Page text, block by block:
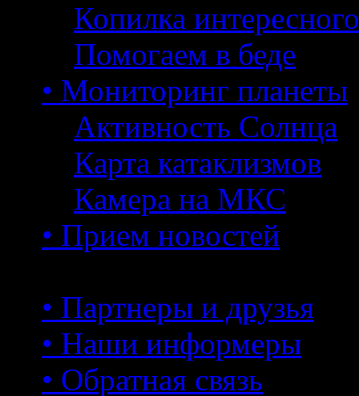
Копилка интересного
Помогаем в беде
• Мониторинг планеты
Активность Солнца
Карта катаклизмов
Камера на МКС
• Прием новостей
• Партнеры и друзья
• Наши информеры
• Обратная связь